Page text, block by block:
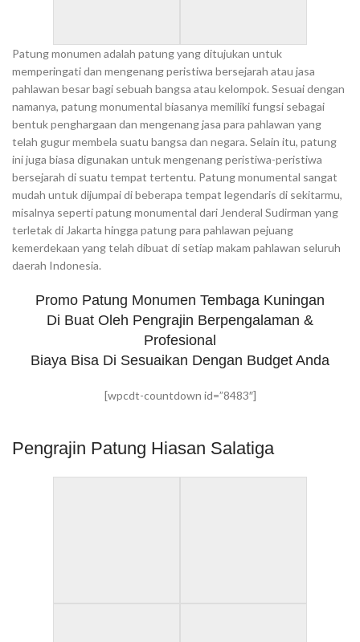
Patung monumen adalah patung yang ditujukan untuk
memperingati dan mengenang peristiwa bersejarah atau jasa
pahlawan besar bagi sebuah bangsa atau kelompok. Sesuai dengan
namanya, patung monumental biasanya memiliki fungsi sebagai
bentuk penghargaan dan mengenang jasa para pahlawan yang
telah gugur membela suatu bangsa dan negara. Selain itu, patung
ini juga biasa digunakan untuk mengenang peristiwa-peristiwa
bersejarah di suatu tempat tertentu. Patung monumental sangat
mudah untuk dijumpai di beberapa tempat legendaris di sekitarmu,
misalnya seperti patung monumental dari Jenderal Sudirman yang
terletak di Jakarta hingga patung para pahlawan pejuang
kemerdekaan yang telah dibuat di setiap makam pahlawan seluruh
daerah Indonesia.
Promo Patung Monumen Tembaga Kuningan
Di Buat Oleh Pengrajin Berpengalaman &
Profesional
Biaya Bisa Di Sesuaikan Dengan Budget Anda
[wpcdt-countdown id=”8483″]
Pengrajin Patung Hiasan Salatiga